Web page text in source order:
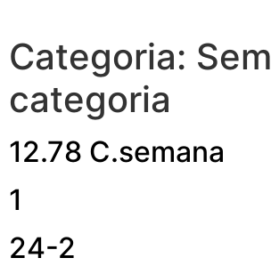
Categoria: Sem
categoria
12.78 C.semana
1
24-2